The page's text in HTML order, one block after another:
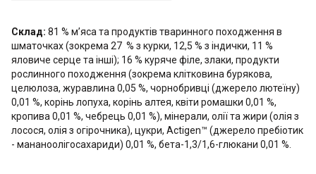
Склад: 81 % м’яса та продуктів тваринного походження в
шматочках (зокрема 27 % з курки, 12,5 % з індички, 11 %
яловиче серце та інші); 16 % куряче філе, злаки, продукти
рослинного походження (зокрема клітковина бурякова,
целюлоза, журавлина 0,05 %, чорнобривці (джерело лютеїну)
0,01 %, корінь лопуха, корінь алтея, квіти ромашки 0,01 %,
кропива 0,01 %, чебрець 0,01 %), мінерали, олії та жири (олія з
лосося, олія з огірочника), цукри, Actigen™ (джерело пребіотик
- мананоолігосахариди) 0,01 %, бета-1,3/1,6-глюкани 0,01 %.